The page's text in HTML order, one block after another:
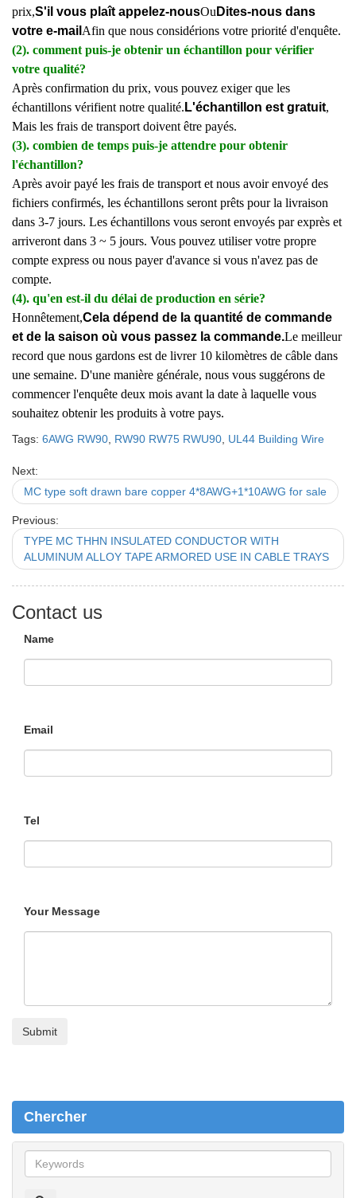
prix,S'il vous plaît appelez-nousOu Dites-nous dans
votre e-mail Afin que nous considérions votre priorité d'enquête.
(2). comment puis-je obtenir un échantillon pour vérifier
votre qualité?
Après confirmation du prix, vous pouvez exiger que les
échantillons vérifient notre qualité. L'échantillon est gratuit,
Mais les frais de transport doivent être payés.
(3). combien de temps puis-je attendre pour obtenir
l'échantillon?
Après avoir payé les frais de transport et nous avoir envoyé des
fichiers confirmés, les échantillons seront prêts pour la livraison
dans 3-7 jours. Les échantillons vous seront envoyés par exprès et
arriveront dans 3 ~ 5 jours. Vous pouvez utiliser votre propre
compte express ou nous payer d'avance si vous n'avez pas de
compte.
(4). qu'en est-il du délai de production en série?
Honnêtement,Cela dépend de la quantité de commande
et de la saison où vous passez la commande.Le meilleur
record que nous gardons est de livrer 10 kilomètres de câble dans
une semaine. D'une manière générale, nous vous suggérons de
commencer l'enquête deux mois avant la date à laquelle vous
souhaitez obtenir les produits à votre pays.
Tags: 6AWG RW90 RW90 RW75 RWU90 UL44 Building Wire
Next:
MC type soft drawn bare copper 4*8AWG+1*10AWG for sale
Previous:
TYPE MC THHN INSULATED CONDUCTOR WITH
ALUMINUM ALLOY TAPE ARMORED USE IN CABLE TRAYS
Contact us
Name
Email
Tel
Your Message
Chercher
h